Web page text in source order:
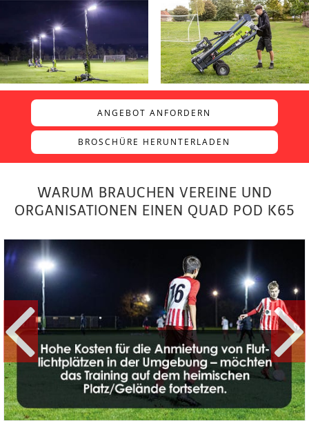
ANGEBOT ANFORDERN
BROSCHÜRE HERUNTERLADEN
WARUM BRAUCHEN VEREINE UND
ORGANISATIONEN EINEN QUAD POD K65